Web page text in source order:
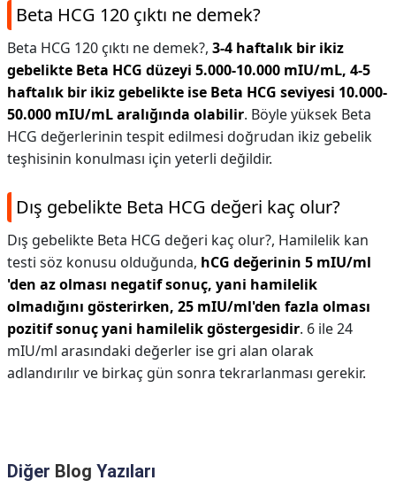
Beta HCG 120 çıktı ne demek?
Beta HCG 120 çıktı ne demek?, 3-4 haftalık bir ikiz
gebelikte Beta HCG düzeyi 5.000-10.000 mIU/mL, 4-5
haftalık bir ikiz gebelikte ise Beta HCG seviyesi 10.000-
50.000 mIU/mL aralığında olabilir. Böyle yüksek Beta
HCG değerlerinin tespit edilmesi doğrudan ikiz gebelik
teşhisinin konulması için yeterli değildir.
Dış gebelikte Beta HCG değeri kaç olur?
Dış gebelikte Beta HCG değeri kaç olur?, Hamilelik kan
testi söz konusu olduğunda, hCG değerinin 5 mIU/ml
'den az olması negatif sonuç, yani hamilelik
olmadığını gösterirken, 25 mIU/ml'den fazla olması
pozitif sonuç yani hamilelik göstergesidir. 6 ile 24
mIU/ml arasındaki değerler ise gri alan olarak
adlandırılır ve birkaç gün sonra tekrarlanması gerekir.
Diğer Blog Yazıları